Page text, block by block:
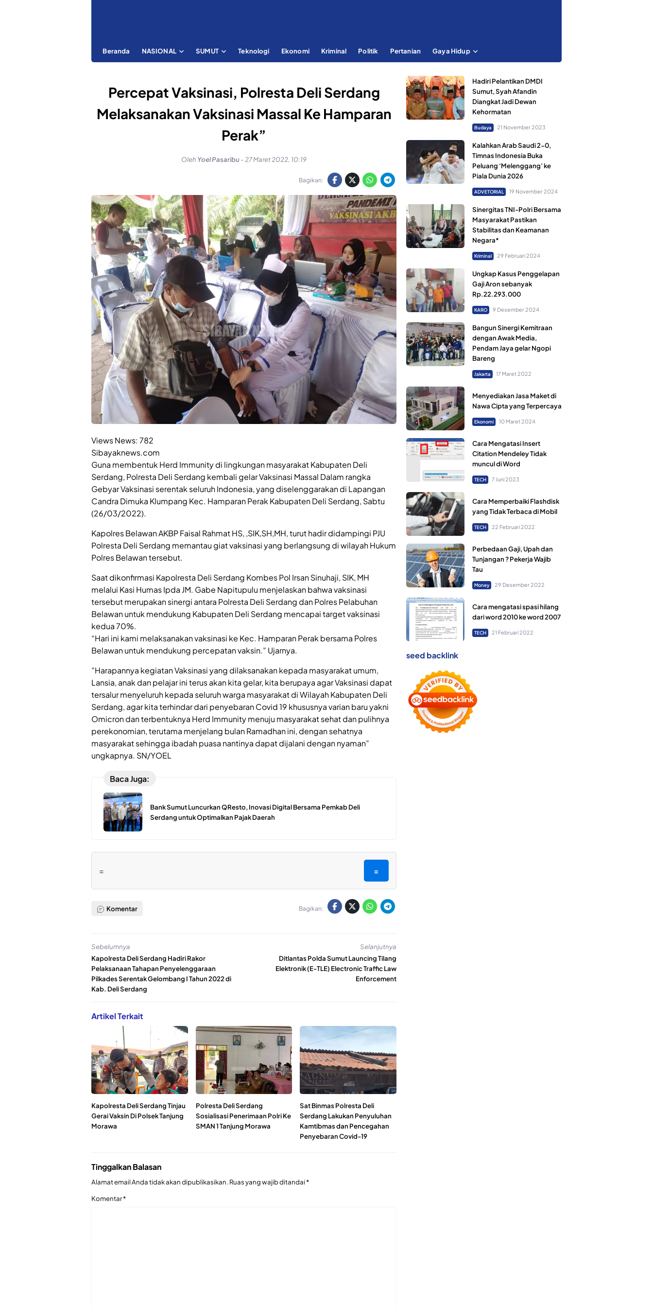
Beranda NASIONAL SUMUT Teknologi Ekonomi Kriminal Politik Pertanian Gaya Hidup
Percepat Vaksinasi, Polresta Deli Serdang
Melaksanakan Vaksinasi Massal Ke Hamparan
Perak”
Oleh Yoel Pasaribu- 27 Maret 2022, 10:19
Bagikan:
Views News: 782
Sibayaknews.com
Guna membentuk Herd Immunity di lingkungan masyarakat Kabupaten Deli
Serdang, Polresta Deli Serdang kembali gelar Vaksinasi Massal Dalam rangka
Gebyar Vaksinasi serentak seluruh Indonesia, yang diselenggarakan di Lapangan
Candra Dimuka Klumpang Kec. Hamparan Perak Kabupaten Deli Serdang, Sabtu
(26/03/2022).
Kapolres Belawan AKBP Faisal Rahmat HS, ,SIK,SH,MH, turut hadir didampingi PJU
Polresta Deli Serdang memantau giat vaksinasi yang berlangsung di wilayah Hukum
Polres Belawan tersebut.
Saat dikonfirmasi Kapolresta Deli Serdang Kombes Pol Irsan Sinuhaji, SIK, MH
melalui Kasi Humas Ipda JM. Gabe Napitupulu menjelaskan bahwa vaksinasi
tersebut merupakan sinergi antara Polresta Deli Serdang dan Polres Pelabuhan
Belawan untuk mendukung Kabupaten Deli Serdang mencapai target vaksinasi
kedua 70%.
“Hari ini kami melaksanakan vaksinasi ke Kec. Hamparan Perak bersama Polres
Belawan untuk mendukung percepatan vaksin.” Ujarnya.
”Harapannya kegiatan Vaksinasi yang dilaksanakan kepada masyarakat umum,
Lansia, anak dan pelajar ini terus akan kita gelar, kita berupaya agar Vaksinasi dapat
tersalur menyeluruh kepada seluruh warga masyarakat di Wilayah Kabupaten Deli
Serdang, agar kita terhindar dari penyebaran Covid 19 khususnya varian baru yakni
Omicron dan terbentuknya Herd Immunity menuju masyarakat sehat dan pulihnya
perekonomian, terutama menjelang bulan Ramadhan ini, dengan sehatnya
masyarakat sehingga ibadah puasa nantinya dapat dijalani dengan nyaman”
ungkapnya. SN/YOEL
Baca Juga:
Bank Sumut Luncurkan QResto, Inovasi Digital Bersama Pemkab Deli
Serdang untuk Optimalkan Pajak Daerah
= =
Komentar Bagikan:
Sebelumnya
Kapolresta Deli Serdang Hadiri Rakor
Pelaksanaan Tahapan Penyelenggaraan
Pilkades Serentak Gelombang I Tahun 2022 di
Kab. Deli Serdang
Selanjutnya
Ditlantas Polda Sumut Launcing Tilang
Elektronik (E-TLE) Electronic Traffic Law
Enforcement
Artikel Terkait
Kapolresta Deli Serdang Tinjau
Gerai Vaksin Di Polsek Tanjung
Morawa
Polresta Deli Serdang
Sosialisasi Penerimaan Polri Ke
SMAN 1 Tanjung Morawa
Sat Binmas Polresta Deli
Serdang Lakukan Penyuluhan
Kamtibmas dan Pencegahan
Penyebaran Covid-19
Tinggalkan Balasan
Alamat email Anda tidak akan dipublikasikan. Ruas yang wajib ditandai*
Komentar*
Hadiri Pelantikan DMDI
Sumut, Syah Afandin
Diangkat Jadi Dewan
Kehormatan
Budaya 21 November 2023
Kalahkan Arab Saudi 2-0,
Timnas Indonesia Buka
Peluang ‘Melenggang’ ke
Piala Dunia 2026
ADVETORIAL 19 November 2024
Sinergitas TNI-Polri Bersama
Masyarakat Pastikan
Stabilitas dan Keamanan
Negara*
Kriminal 29 Februari 2024
Ungkap Kasus Penggelapan
Gaji Aron sebanyak
Rp.22.293.000
KARO 9 Desember 2024
Bangun Sinergi Kemitraan
dengan Awak Media,
Pendam Jaya gelar Ngopi
Bareng
Jakarta 17 Maret 2022
Menyediakan Jasa Maket di
Nawa Cipta yang Terpercaya
Ekonomi 10 Maret 2024
Cara Mengatasi Insert
Citation Mendeley Tidak
muncul di Word
TECH 7 Juni 2023
Cara Memperbaiki Flashdisk
yang Tidak Terbaca di Mobil
TECH 22 Februari 2022
Perbedaan Gaji, Upah dan
Tunjangan ? Pekerja Wajib
Tau
Money 29 Desember 2022
Cara mengatasi spasi hilang
dari word 2010 ke word 2007
TECH 21 Februari 2022
seed backlink